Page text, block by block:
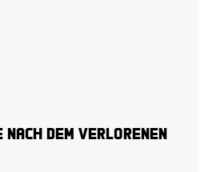
nach dem verlorenen